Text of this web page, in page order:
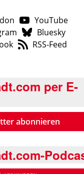
YouTube
Bluesky
RSS-Feed
per E-
abonnieren